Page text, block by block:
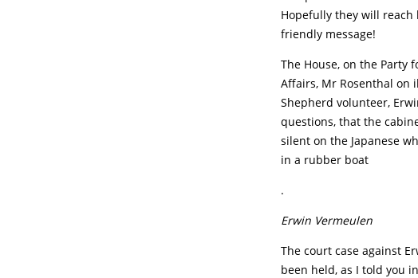
Hopefully they will
friendly message!
The House, on the Party
Affairs, Mr Rosenthal on
Shepherd volunteer,
questions, that the
silent on the Japanese
in a rubber boat
.
Erwin Vermeulen
The court case against
been held, as I told you